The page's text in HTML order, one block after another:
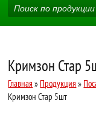
Кримзон Стар
Главная » Продукция »
Кримзон Стар 5шт